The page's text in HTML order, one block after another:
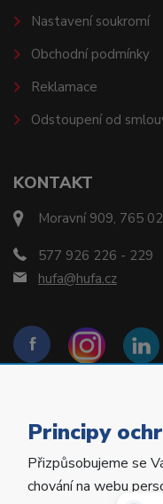
KONTAKT
Moravní 909, 765
577 926 226 - 229
hufa@hufa.cz
Nastavení soukromí
Obchodní podmínky
Reklamace
Odstoupení od
Copyright © 2022
Principy
Přizpůsobujeme se
chování na webu